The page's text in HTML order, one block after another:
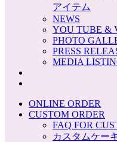
アイテム
NEWS
YOU TUBE &
PHOTO
PRESS
MEDIA
ONLINE ORDER
CUSTOM ORDER
FAQ FOR
カスタムケー